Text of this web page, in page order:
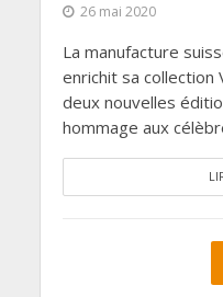
26 mai 2020
La manufacture
enrichit sa collection
deux nouvelles
hommage aux